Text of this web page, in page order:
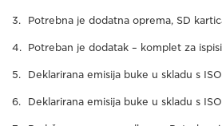
Potrebna je dodatna oprema, SD
Potreban je dodatak – komplet za
Deklarirana emisija buke u skladu s
Deklarirana emisija buke u skladu s